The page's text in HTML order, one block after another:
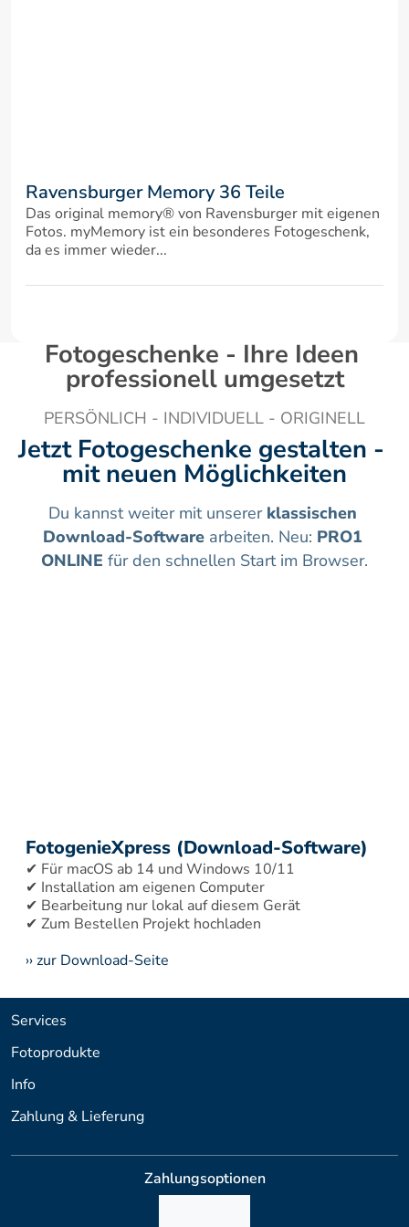
Ravensburger Memory 36 Teile
Das original memory® von Ravensburger mit eigenen
Fotos. myMemory ist ein besonderes Fotogeschenk,
da es immer wieder...
Fotogeschenke - Ihre Ideen
professionell umgesetzt
PERSÖNLICH - INDIVIDUELL - ORIGINELL
Jetzt Fotogeschenke gestalten -
mit neuen Möglichkeiten
Du kannst weiter mit unserer klassischen
Download-Software arbeiten. Neu: PRO1
ONLINE für den schnellen Start im Browser.
FotogenieXpress (Download-Software)
✔ Für macOS ab 14 und Windows 10/11
✔ Installation am eigenen Computer
✔ Bearbeitung nur lokal auf diesem Gerät
›› zur Download-Seite
Services
Fotoprodukte
Info
Zahlung & Lieferung
Zahlungsoptionen